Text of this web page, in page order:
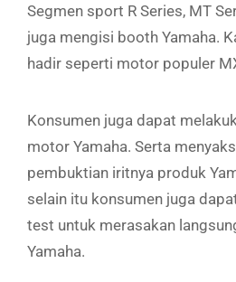
Segmen sport R Series, MT
juga mengisi booth Yamaha.
hadir seperti motor populer
Konsumen juga dapat
motor Yamaha. Serta
pembuktian iritnya produk
selain itu konsumen juga
test untuk merasakan
Yamaha.